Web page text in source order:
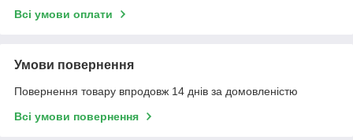
Всі умови оплати
Умови повернення
Повернення товару впродовж 14 днів за домовленістю
Всі умови повернення